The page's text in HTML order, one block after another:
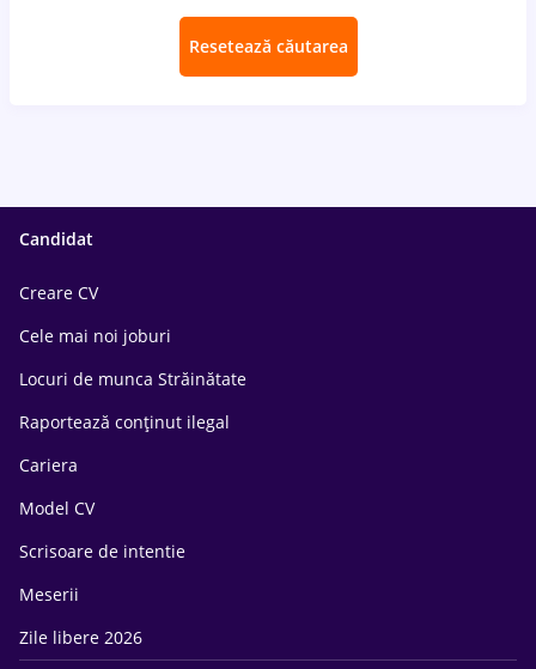
Resetează căutarea
Candidat
Creare CV
Cele mai noi joburi
Locuri de munca Străinătate
Raportează conținut ilegal
Cariera
Model CV
Scrisoare de intentie
Meserii
Zile libere 2026